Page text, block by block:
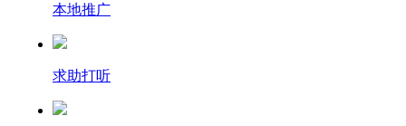
本地推广
求助打听